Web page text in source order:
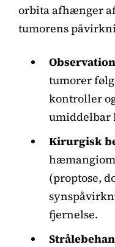
orbita afhænger
tumorens
Observation
tumorer
kontroller
umiddelbar
Kirurgisk
(proptose,
fjernelse.